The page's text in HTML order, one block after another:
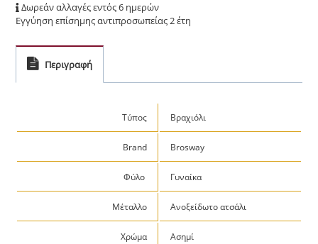
Δωρεάν αλλαγές εντός 6 ημερών
Εγγύηση επίσημης αντιπροσωπείας 2 έτη
Περιγραφή
Τύπος Βραχιόλι
Brand Brosway
Φύλο Γυναίκα
Μέταλλο Ανοξείδωτο ατσάλι
Χρώμα Ασημί